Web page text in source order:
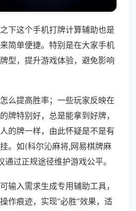
下这个手机打牌计算辅助也是
简单便捷。特别是在大家手机
型，提升游戏体验，避免影响
么提高胜率；一些玩家反映在
牌特别好，总是能拿到好牌，
的牌一样，由此怀疑是不是有
。如(科尔沁麻将,网易棋牌麻
过正规途径维护游戏公平。
输入需求生成专用辅助工具，
作痕迹，实现“必胜”效果，适